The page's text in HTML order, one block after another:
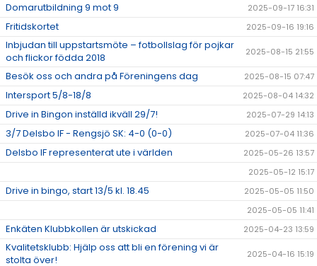
Domarutbildning 9 mot 9 2025-09-17 16:31
Fritidskortet 2025-09-16 19:16
Inbjudan till uppstartsmöte – fotbollslag för pojkar
och flickor födda 2018
2025-08-15 21:55
Besök oss och andra på Föreningens dag 2025-08-15 07:47
Intersport 5/8-18/8 2025-08-04 14:32
Drive in Bingon inställd ikväll 29/7! 2025-07-29 14:13
3/7 Delsbo IF - Rengsjö SK: 4-0 (0-0) 2025-07-04 11:36
Delsbo IF representerat ute i världen
2025-05-26 13:57
2025-05-12 15:17
Drive in bingo, start 13/5 kl. 18.45
2025-05-05 11:50
2025-05-05 11:41
Enkäten Klubbkollen är utskickad 2025-04-23 13:59
Kvalitetsklubb: Hjälp oss att bli en förening vi är
stolta över!
2025-04-16 15:19